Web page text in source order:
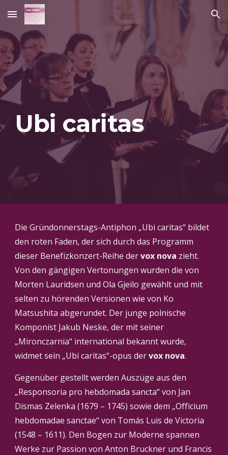
Skip to main content Skip to navigation
Ubi caritas
Die Gründonnerstags-Antiphon „Ubi caritas“ bildet
den roten Faden, der sich durch das Programm
dieser Benefizkonzert-Reihe der vox nova zieht.
Von den gängigen Vertonungen wurden die von
Morten Lauridsen und Ola Gjeilo gewählt und mit
selten zu hörenden Versionen wie von Ko
Matsushita abgerundet. Der junge polnische
Komponist Jakub Neske, der mit seiner
„Mironczarnia“ international bekannt wurde,
widmet sein „Ubi caritas“-opus der vox nova.
Gegenüber gestellt werden Auszüge aus den
„Responsoria pro hebdomada sancta“ von Jan
Dismas Zelenka (1679 – 1745) sowie dem „Officium
hebdomadae sanctae“ von Tomás Luis de Victoria
(1548 – 1611). Den Bogen zur Moderne spannen
Werke zur Passion von Anton Bruckner und Francis